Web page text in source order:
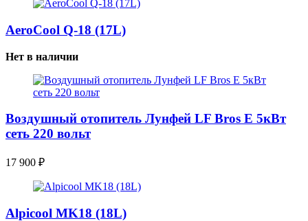
AeroCool Q-18 (17L)
Нет в наличии
Воздушный отопитель Лунфей LF Bros E 5кВт
сеть 220 вольт
17 900 ₽
Alpicool MK18 (18L)